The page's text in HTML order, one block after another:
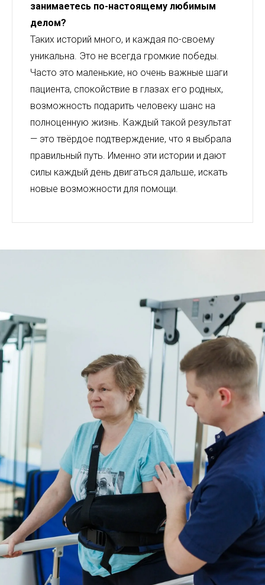
занимаетесь по-настоящему любимым
делом?
Таких историй много, и каждая по-своему
уникальна. Это не всегда громкие победы.
Часто это маленькие, но очень важные шаги
пациента, спокойствие в глазах его родных,
возможность подарить человеку шанс на
полноценную жизнь. Каждый такой результат
— это твёрдое подтверждение, что я выбрала
правильный путь. Именно эти истории и дают
силы каждый день двигаться дальше, искать
новые возможности для помощи.